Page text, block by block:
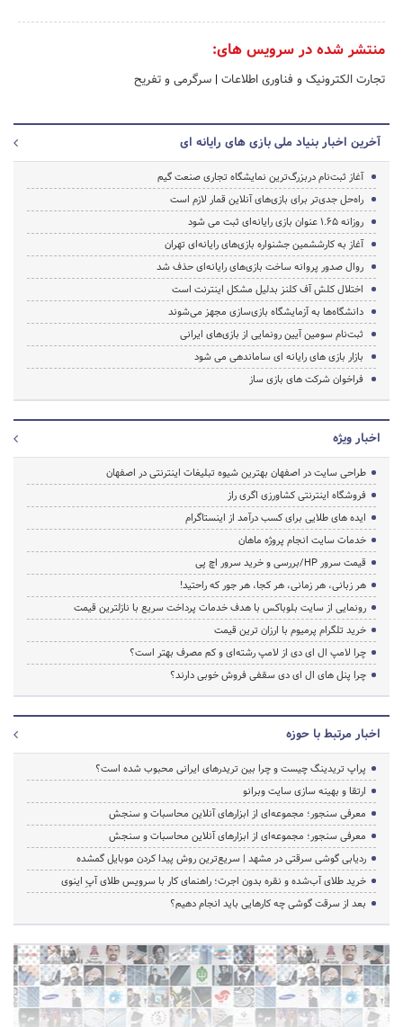
منتشر شده در سرویس های:
تجارت الکترونیک و فناوری اطلاعات | سرگرمی و تفریح
آخرین اخبار بنیاد ملی بازی های رایانه ای
آغاز ثبت‌نام دربزرگ‌ترین نمایشگاه تجاری صنعت گیم
راه‌حل جدی‌تر برای بازی‌های آنلاین قمار لازم است
روزانه 1.65 عنوان بازی رایانه‌ای ثبت می شود
آغاز به کارششمین جشنواره بازی‌های رایانه‌ای تهران
روال صدور پروانه ساخت بازی‌های رایانه‌ای حذف شد
اختلال کلش آف کلنز بدلیل مشکل اینترنت است
دانشگاه‌ها به آزمایشگاه بازی‌سازی مجهز می‌شوند
ثبت‌نام سومین آیین رونمایی از بازی‌های ایرانی
بازار بازی های رایانه ای ساماندهی می شود
فراخوان شرکت های بازی ساز
اخبار ویژه
طراحی سایت در اصفهان بهترین شیوه تبلیغات اینترنتی در اصفهان
فروشگاه اینترنتی کشاورزی اگری راز
ایده های طلایی برای کسب درآمد از اینستاگرام
خدمات سایت انجام پروژه ماهان
قیمت سرور HP/بررسی و خرید سرور اچ پی
هر زبانی، هر زمانی، هر کجا، هر جور که راحتید!
رونمایی از سایت بلوباکس با هدف خدمات پرداخت سریع با نازلترین قیمت
خرید تلگرام پرمیوم با ارزان ترین قیمت
چرا لامپ ال ای دی از لامپ رشته‌ای و کم مصرف بهتر است؟
چرا پنل های ال ای دی سقفی فروش خوبی دارند؟
اخبار مرتبط با حوزه
پراپ تریدینگ چیست و چرا بین تریدرهای ایرانی محبوب شده است؟
ارتقا و بهینه سازی سایت وبرانو
معرفی سنجور؛ مجموعه‌ای از ابزارهای آنلاین محاسبات و سنجش
معرفی سنجور؛ مجموعه‌ای از ابزارهای آنلاین محاسبات و سنجش
ردیابی گوشی سرقتی در مشهد | سریع‌ترین روش پیدا کردن موبایل گمشده
خرید طلای آب‌شده و نقره بدون اجرت؛ راهنمای کار با سرویس طلای آپِ اینوی
بعد از سرقت گوشی چه کارهایی باید انجام دهیم؟